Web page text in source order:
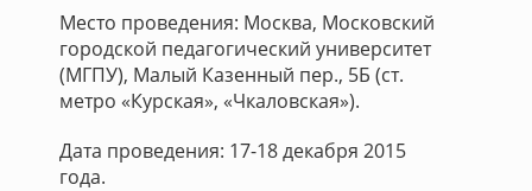
Место проведения: Москва, Московский
городской педагогический университет
(МГПУ), Малый Казенный пер., 5Б (ст.
метро «Курская», «Чкаловская»).
Дата проведения: 17-18 декабря 2015
года.